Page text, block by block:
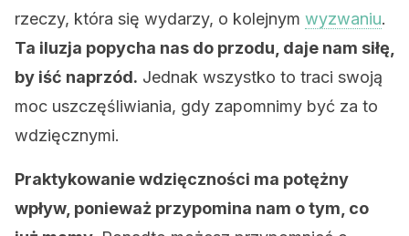
rzeczy, która się wydarzy, o kolejnym wyzwaniu.
Ta iluzja popycha nas do przodu, daje nam siłę,
by iść naprzód. Jednak wszystko to traci swoją
moc uszczęśliwiania, gdy zapomnimy być za to
wdzięcznymi.
Praktykowanie wdzięczności ma potężny
wpływ, ponieważ przypomina nam o tym, co